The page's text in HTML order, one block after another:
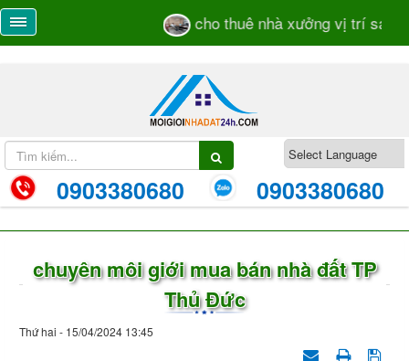
cho thuê nhà xưởng vị trí sát
0903380680 0903380680
chuyên môi giới mua bán nhà đất TP
Thủ Đức
Thứ hai - 15/04/2024 13:45